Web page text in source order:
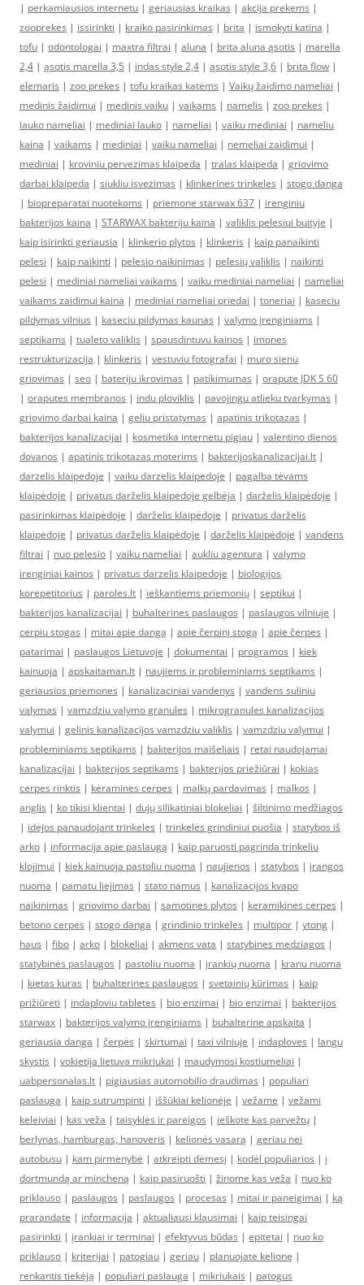
| perkamiausios internetu | geriausias kraikas | akcija prekems |
zooprekės | issirinkti | kraiko pasirinkimas | brita | ismokyti katina |
tofu | odontologai | maxtra filtrai | aluna | brita aluna ąsotis | marella
2,4 | ąsotis marella 3,5 | indas style 2,4 | ąsotis style 3,6 | brita flow |
elemaris | zoo prekes | tofu kraikas katėms | Vaikų žaidimo nameliai |
medinis žaidimui | medinis vaiku | vaikams | namelis | zoo prekes |
lauko nameliai | mediniai lauko | nameliai | vaiku mediniai | nameliu
kaina | vaikams | mediniai | vaiku nameliai | nemeliai zaidimui |
mediniai | kroviniu pervezimas klaipeda | tralas klaipeda | griovimo
darbai klaipeda | siukliu isvezimas | klinkerines trinkeles | stogo danga
| biopreparatai nuotekoms | priemone starwax 637 | irenginiu
bakterijos kaina | STARWAX bakteriju kaina | valiklis pelesiui buityje |
kaip isirinkti geriausia | klinkerio plytos | klinkeris | kaip panaikinti
pelesi | kaip naikinti | pelesio naikinimas | pelesių valiklis | naikinti
pelesi | mediniai nameliai vaikams | vaiku mediniai nameliai | nameliai
vaikams zaidimui kaina | mediniai nameliai priedai | toneriai | kaseciu
pildymas vilnius | kaseciu pildymas kaunas | valymo įrenginiams |
septikams | tualeto valiklis | spausdintuvu kainos | imones
restrukturizacija | klinkeris | vestuviu fotografai | muro sienu
griovimas | seo | bateriju ikrovimas | patikimumas | orapute JDK S 60
| oraputes membranos | indu ploviklis | pavojingu atlieku tvarkymas |
griovimo darbai kaina | geliu pristatymas | apatinis trikotazas |
bakterijos kanalizacijai | kosmetika internetu pigiau | valentino dienos
dovanos | apatinis trikotazas moterims | bakterijoskanalizacijai.lt |
darzelis klaipedoje | vaiku darzelis klaipedoje | pagalba tėvams
klaipėdoje | privatus darželis klaipėdoje gelbėja | darželis klaipėdoje |
pasirinkimas klaipėdoje | darželis klaipėdoje | privatus darželis
klaipėdoje | privatus darželis klaipėdoje | darželis klaipėdoje | vandens
filtrai | nuo pelesio | vaiku nameliai | aukliu agentura | valymo
irenginiai kainos | privatus darzelis klaipedoje | biologijos
korepetitorius | paroles.lt | ieškantiems priemonių | septikui |
bakterijos kanalizacijai | buhalterines paslaugos | paslaugos vilniuje |
cerpiu stogas | mitai apie dangą | apie čerpinį stogą | apie čerpes |
patarimai | paslaugos Lietuvoje | dokumentai | programos | kiek
kainuoja | apskaitaman.lt | naujiems ir probleminiams septikams |
geriausios priemones | kanalizaciniai vandenys | vandens suliniu
valymas | vamzdziu valymo granules | mikrogranules kanalizacijos
valymui | gelinis kanalizacijos vamzdziu valiklis | vamzdziu valymui |
probleminiams septikams | bakterijos maišeliais | retai naudojamai
kanalizacijai | bakterijos septikams | bakterijos priežiūrai | kokias
cerpes rinktis | keramines cerpes | malkų pardavimas | malkos |
anglis | ko tikisi klientai | dujų silikatiniai blokeliai | šiltinimo medžiagos
| idėjos panaudojant trinkeles | trinkelės grindiniui puošia | statybos iš
arko | informacija apie paslaugą | kaip paruosti pagrinda trinkeliu
klojimui | kiek kainuoja pastoliu nuoma | naujienos | statybos | įrangos
nuoma | pamatu liejimas | stato namus | kanalizacijos kvapo
naikinimas | griovimo darbai | samotines plytos | keramikines cerpes |
betono cerpes | stogo danga | grindinio trinkeles | multipor | ytong |
haus | fibo | arko | blokeliai | akmens vata | statybines medziagos |
statybinės paslaugos | pastoliu nuoma | įrankių nuoma | kranu nuoma
| kietas kuras | buhalterines paslaugos | svetainių kūrimas | kaip
prižiūrėti | indaploviu tabletes | bio enzimai | bio enzimai | bakterijos
starwax | bakterijos valymo įrenginiams | buhalterine apskaita |
geriausia danga | čerpės | skirtumai | taxi vilniuje | indaploves | langu
skystis | vokietija lietuva mikriukai | maudymosi kostiumėliai |
uabpersonalas.lt | pigiausias automobilio draudimas | populiari
paslauga | kaip sutrumpinti | iššūkiai kelionėje | vežame | vežami
keleiviai | kas veža | taisyklės ir pareigos | ieškote kas parvežtų |
berlynas, hamburgas, hanoveris | kelionės vasarą | geriau nei
autobusu | kam pirmenybė | atkreipti dėmesį | kodėl populiarios | į
dortmundą ar mincheną | kaip pasiruošti | žinome kas veža | nuo ko
priklauso | paslaugos | paslaugos | procesas | mitai ir paneigimai | ką
prarandate | informacija | aktualiausi klausimai | kaip teisingai
pasirinkti | įrankiai ir terminai | efektyvus būdas | epitetai | nuo ko
priklauso | kriterijai | patogiau | geriau | planuojate kelionę |
renkantis tiekėją | populiari paslauga | mikriukais | patogus